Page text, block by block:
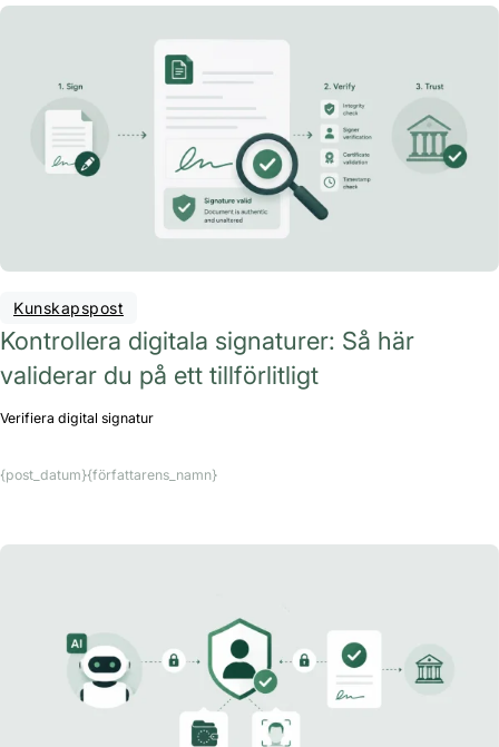
Kunskapspost
Kontrollera digitala signaturer: Så här
validerar du på ett tillförlitligt
Verifiera digital signatur
{post_datum}{författarens_namn}